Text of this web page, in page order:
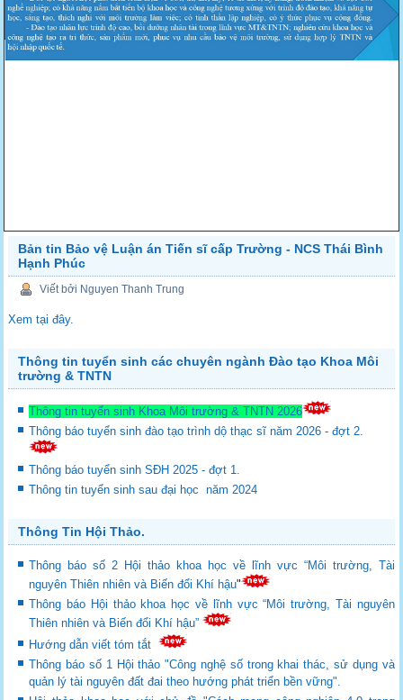
Bản tin Bảo vệ Luận án Tiến sĩ cấp Trường - NCS Thái Bình
Hạnh Phúc
Viết bởi Nguyen Thanh Trung
Xem tại đây.
Thông tin tuyển sinh các chuyên ngành Đào tạo Khoa Môi
trường & TNTN
Thông tin tuyển sinh Khoa Môi trường & TNTN 2026
Thông báo tuyển sinh đào tạo trình dộ thạc sĩ năm 2026 - đợt 2.
Thông báo tuyển sinh SĐH 2025 - đợt 1.
Thông tin tuyển sinh sau đại học năm 2024
Thông Tin Hội Thảo.
Thông báo số 2 Hội thảo khoa học về lĩnh vực “Môi trường, Tài
nguyên Thiên nhiên và Biến đổi Khí hậu"
Thông báo Hội thảo khoa học về lĩnh vực “Môi trường, Tài nguyên
Thiên nhiên và Biến đổi Khí hậu”
Hướng dẫn viết tóm tắt
Thông báo số 1 Hội thảo "Công nghệ số trong khai thác, sử dụng và
quản lý tài nguyên đất đai theo hướng phát triển bền vững".